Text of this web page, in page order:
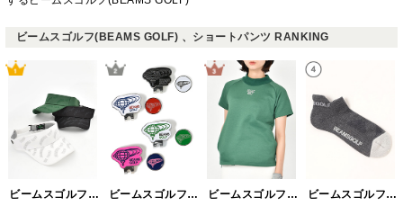
ビームスゴルフ(BEAMS GOLF) 、ショートパンツ RANKING
ビームスゴルフ(BEAMS GOLF) ビームスゴルフ(BEAMS GOLF) ビームスゴルフ(BEAMS GOLF) ビームスゴルフ(BEAMS GOLF)